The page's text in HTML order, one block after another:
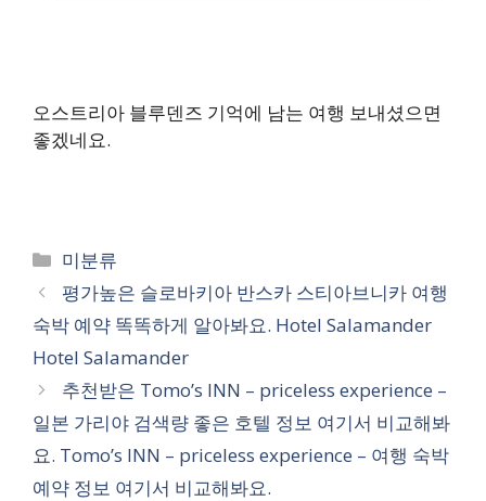
오스트리아 블루덴즈 기억에 남는 여행 보내셨으면
좋겠네요.
카
테
고
리
미분류
평가높은 슬로바키아 반스카 스티아브니카 여행
숙박 예약 똑똑하게 알아봐요. Hotel Salamander
Hotel Salamander
추천받은 Tomo’s INN – priceless experience –
일본 가리야 검색량 좋은 호텔 정보 여기서 비교해봐
요. Tomo’s INN – priceless experience – 여행 숙박
예약 정보 여기서 비교해봐요.